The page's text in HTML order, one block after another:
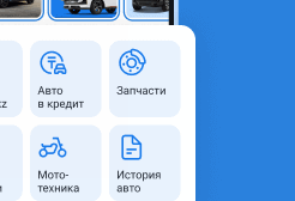
Алматы, Алматинская
область
Б/y
Оригинал